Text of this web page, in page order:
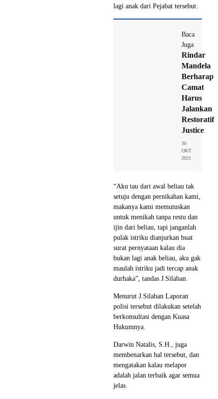
lagi anak dari Pejabat tersebut.
Baca
Juga
Rindar
Mandela
Berharap
Camat
Harus
Jalankan
Restoratif
Justice
30
OKT
2021
“Aku tau dari awal beliau tak
setuju dengan pernikahan kami,
makanya kami memutuskan
untuk menikah tanpa restu dan
ijin dari beliau, tapi janganlah
pulak istriku dianjurkan buat
surat pernyataan kalau dia
bukan lagi anak beliau, aku gak
maulah istriku jadi tercap anak
durhaka”, tandas J.Silaban.
Menurut J.Silaban Laporan
polisi tersebut dilakukan setelah
berkonsultasi dengan Kuasa
Hukumnya.
Darwin Natalis, S.H., juga
membenarkan hal tersebut, dan
mengatakan kalau melapor
adalah jalan terbaik agar semua
jelas.